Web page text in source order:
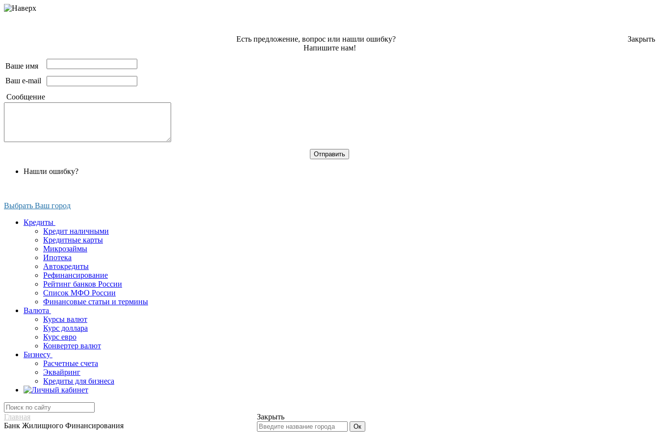
Закрыть
Есть предложение, вопрос или нашли ошибку?
Напишите нам!
Ваше имя
Ваш e-mail
Сообщение
Нашли ошибку?
Выбрать Ваш город
Кредиты
Кредит наличными
Кредитные карты
Микрозаймы
Ипотека
Автокредиты
Рефинансирование
Рейтинг банков России
Список МФО России
Финансовые статьи и термины
Валюта
Курсы валют
Курс доллара
Курс евро
Конвертер валют
Бизнесу
Расчетные счета
Эквайринг
Кредиты для бизнеса
Закрыть
Главная
Банк Жилищного Финансирования